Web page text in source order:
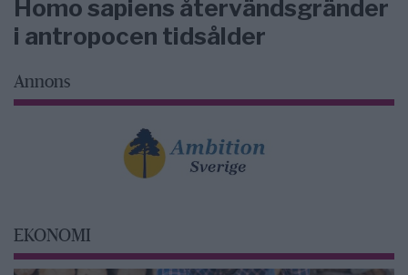
Homo sapiens återvändsgränder
i antropocen tidsålder
Annons
EKONOMI